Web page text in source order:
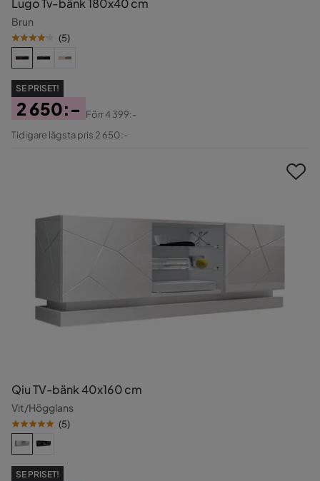
Brun
(5)
SE PRISET!
Pris
2 650:-
Original
Förr4 399:-
Tidigare lägsta pris 2 650:-
Qiu TV-bänk 40x160 cm
Vit/Högglans
(5)
SE PRISET!